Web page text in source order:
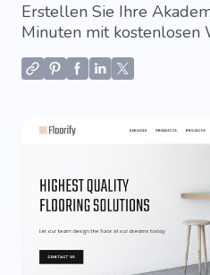
Erstellen Sie Ihre
Minuten mit kostenlosen